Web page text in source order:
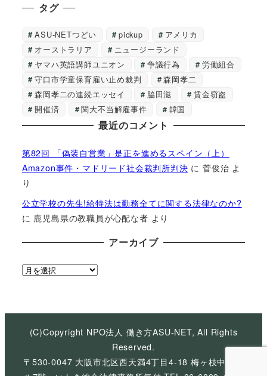
タグ
ASU-NETつどい pickup
アメリカ
オーストラリア
ニュージーランド
ヤマハ英語講師ユニオン
争議行為
労働組合
守口市学童保育雇い止め裁判
森岡孝二
森岡孝二の連続エッセイ
脇田滋
賃金窃盗
開催済
関大不当解雇事件 韓国
最近のコメント
第82回 「偽装自営業」是正を進めるスペイン（上）
Amazon事件・マドリード社会裁判所判決 に菅俊治 よ
り
公立学校の先生!給特法は勤務全てに関する法律なのか?
に 鹿児島県の教職員が心配な者 より
アーカイブ
ア
イ
(C)Copyright NPO法人 働き方ASU-NET, All Rights
Reserved.
〒530-0047 大阪市北区西天満4丁目4-18 梅ヶ枝中央ビ